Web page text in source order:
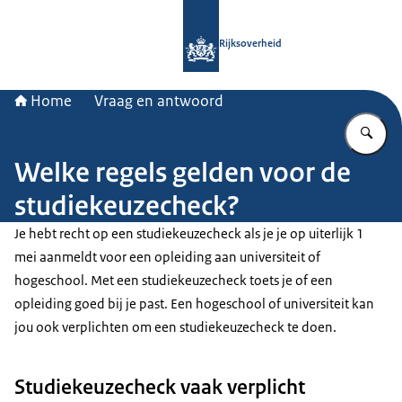
Rijksoverheid
Home Vraag en antwoord
Welke regels gelden voor de
studiekeuzecheck?
Je hebt recht op een studiekeuzecheck als je je op uiterlijk 1
mei aanmeldt voor een opleiding aan universiteit of
hogeschool. Met een studiekeuzecheck toets je of een
opleiding goed bij je past. Een hogeschool of universiteit kan
jou ook verplichten om een studiekeuzecheck te doen.
Studiekeuzecheck vaak verplicht